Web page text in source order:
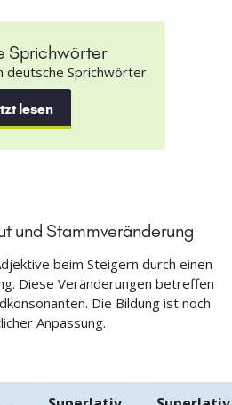
Sprichwörter
deutsche Sprichwörter
lesen
und Stammveränderung
beim Steigern durch einen
Diese Veränderungen betreffen
Die Bildung ist noch
Anpassung.